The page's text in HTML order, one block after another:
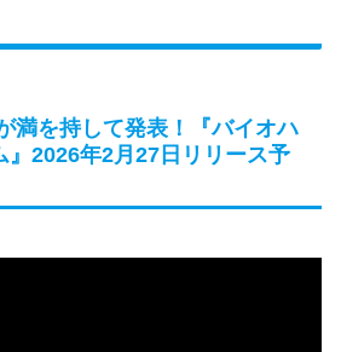
満を持して発表！『バイオハ
』2026年2月27日リリース予